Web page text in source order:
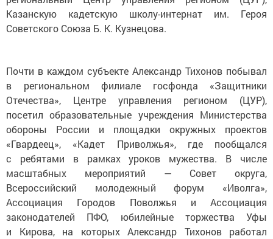
Казанскую кадетскую школу-интернат им. Героя
Советского Союза Б. К. Кузнецова.
Почти в каждом субъекте Александр Тихонов побывал
в региональном филиале госфонда «Защитники
Отечества», Центре управления регионом (ЦУР),
посетил образовательные учреждения Министерства
обороны России и площадки окружных проектов
«Гвардеец», «Кадет Приволжья», где пообщался
с ребятами в рамках уроков мужества. В числе
масштабных мероприятий — Совет округа,
Всероссийский молодежный форум «Иволга»,
Ассоциация Городов Поволжья и Ассоциация
законодателей ПФО, юбилейные торжества Уфы
и Кирова, на которых Александр Тихонов работал